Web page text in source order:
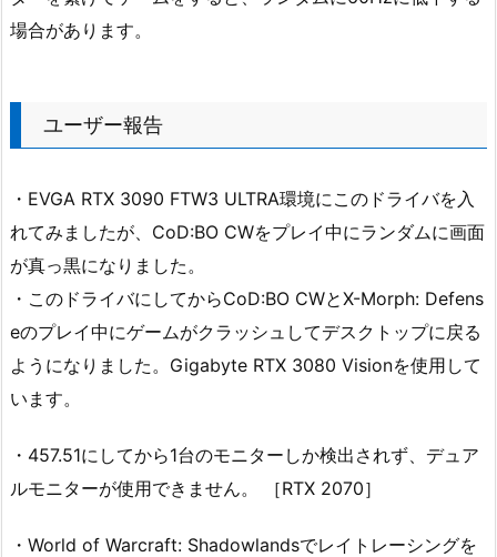
場合があります。
ユーザー報告
・EVGA RTX 3090 FTW3 ULTRA環境にこのドライバを入
れてみましたが、CoD:BO CWをプレイ中にランダムに画面
が真っ黒になりました。
・このドライバにしてからCoD:BO CWとX-Morph: Defens
eのプレイ中にゲームがクラッシュしてデスクトップに戻る
ようになりました。Gigabyte RTX 3080 Visionを使用して
います。
・457.51にしてから1台のモニターしか検出されず、デュア
ルモニターが使用できません。 ［RTX 2070］
・World of Warcraft: Shadowlandsでレイトレーシングを